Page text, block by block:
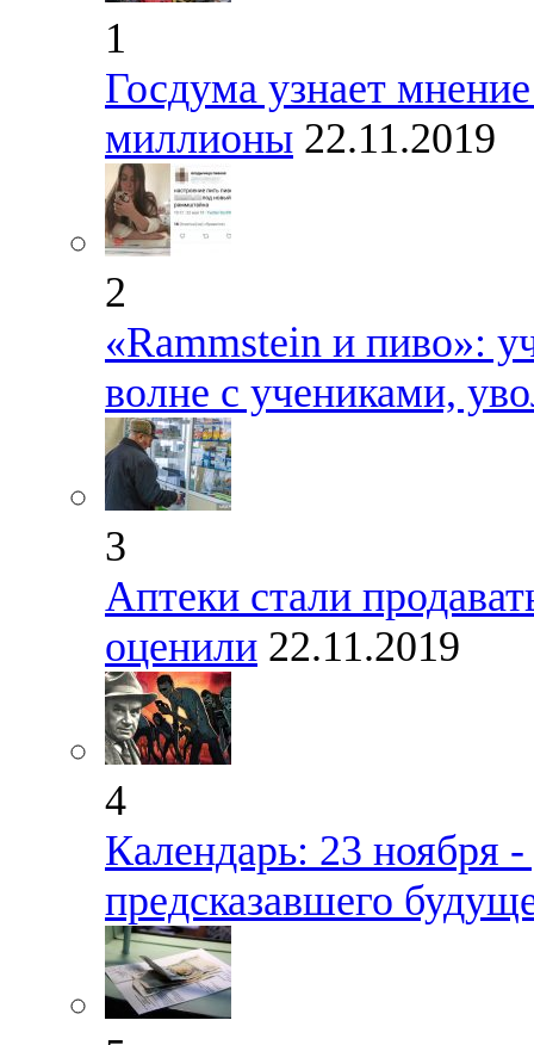
1
Госдума узнает
миллионы 22.11.2019
2
«Rammstein и пиво»:
волне с учениками,
3
Аптеки стали
оценили 22.11.2019
4
Календарь: 23 ноября
предсказавшего